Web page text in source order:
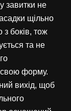
завитки не
щільно
з боків, тож
та не
свою форму.
вихід, щоб